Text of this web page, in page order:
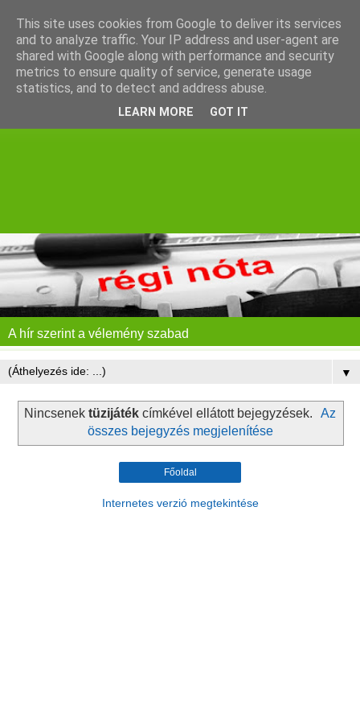
A hír szerint a vélemény szabad
▼
Nincsenek tüzijátékcímkével ellátott bejegyzések.
Az
összes bejegyzés megjelenítése
Főoldal
Internetes verzió megtekintése
This site uses cookies from Google to deliver its services
and to analyze traffic. Your IP address and user-agent are
shared with Google along with performance and security
metrics to ensure quality of service, generate usage
statistics, and to detect and address abuse.
LEARN MORE GOT IT